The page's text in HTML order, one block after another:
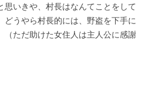
思いきや、村長はなんてことをして
どうやら村長的には、野盗を下手に
（ただ助けた女住人は主人公に感謝